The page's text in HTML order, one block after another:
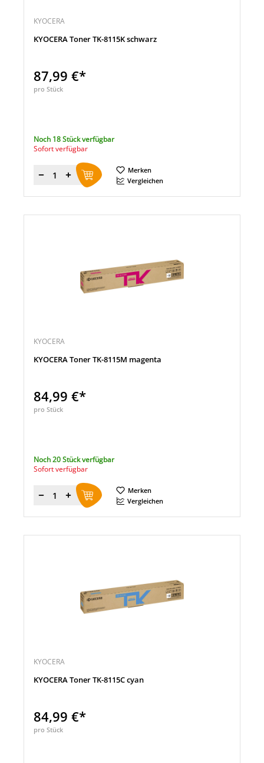
KYOCERA
KYOCERA Toner TK-8115K schwarz
87,99 €*
pro Stück
Noch 18 Stück verfügbar
Sofort verfügbar
Menge
Merken
Vergleichen
KYOCERA
KYOCERA Toner TK-8115M magenta
84,99 €*
pro Stück
Noch 20 Stück verfügbar
Sofort verfügbar
Menge
Merken
Vergleichen
KYOCERA
KYOCERA Toner TK-8115C cyan
84,99 €*
pro Stück